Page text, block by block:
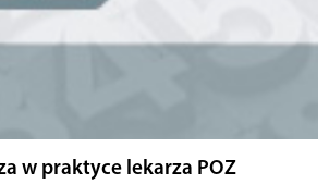
w praktyce lekarza POZ